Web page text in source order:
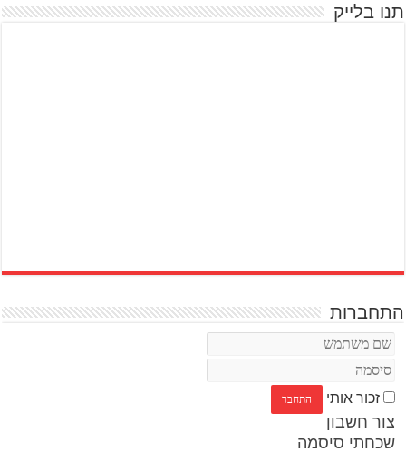
תנו בלייק
התחברות
זכור אותי
צור חשבון
שכחתי סיסמה